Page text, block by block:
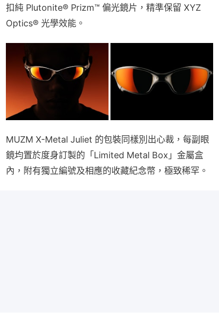
扣純 Plutonite® Prizm™ 偏光鏡片，精準保留 XYZ
Optics® 光學效能。
MUZM X-Metal Juliet 的包裝同樣別出心裁，每副眼
鏡均置於度身訂製的「Limited Metal Box」金屬盒
內，附有獨立編號及相應的收藏紀念幣，極致稀罕。